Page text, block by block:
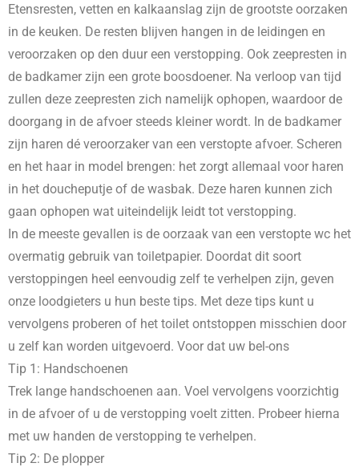
Etensresten, vetten en kalkaanslag zijn de grootste oorzaken
in de keuken. De resten blijven hangen in de leidingen en
veroorzaken op den duur een verstopping. Ook zeepresten in
de badkamer zijn een grote boosdoener. Na verloop van tijd
zullen deze zeepresten zich namelijk ophopen, waardoor de
doorgang in de afvoer steeds kleiner wordt. In de badkamer
zijn haren dé veroorzaker van een verstopte afvoer. Scheren
en het haar in model brengen: het zorgt allemaal voor haren
in het doucheputje of de wasbak. Deze haren kunnen zich
gaan ophopen wat uiteindelijk leidt tot verstopping.
In de meeste gevallen is de oorzaak van een verstopte wc het
overmatig gebruik van toiletpapier. Doordat dit soort
verstoppingen heel eenvoudig zelf te verhelpen zijn, geven
onze loodgieters u hun beste tips. Met deze tips kunt u
vervolgens proberen of het toilet ontstoppen misschien door
u zelf kan worden uitgevoerd. Voor dat uw bel-ons
Tip 1: Handschoenen
Trek lange handschoenen aan. Voel vervolgens voorzichtig
in de afvoer of u de verstopping voelt zitten. Probeer hierna
met uw handen de verstopping te verhelpen.
Tip 2: De plopper